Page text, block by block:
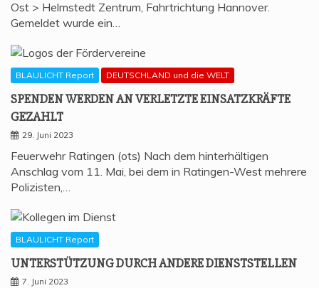
Ost > Helmstedt Zentrum, Fahrtrichtung Hannover.
Gemeldet wurde ein…
BLAULICHT Report DEUTSCHLAND und die WELT
SPEN­DEN WER­DEN AN VER­LETZ­TE EIN­SATZ­KRÄF­TE
GEZAHLT
29. Juni 2023
Feuerwehr Ratingen (ots) Nach dem hinterhältigen
Anschlag vom 11. Mai, bei dem in Ratingen-West mehrere
Polizisten,…
BLAULICHT Report
UNTER­STÜT­ZUNG DURCH ANDE­RE DIENSTSTELLEN
7. Juni 2023